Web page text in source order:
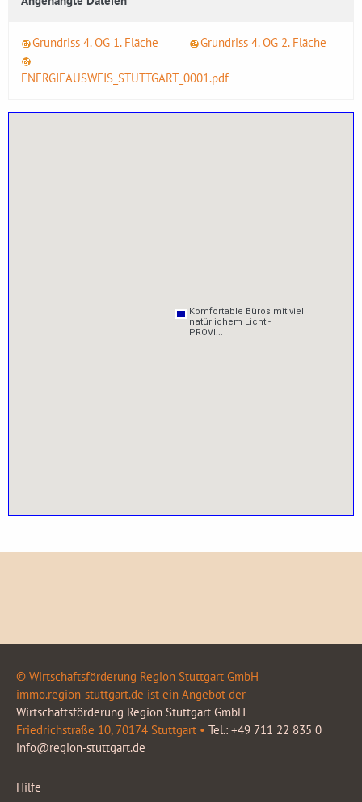
Grundriss 4. OG 1. Fläche Grundriss 4. OG 2. Fläche
ENERGIEAUSWEIS_STUTTGART_0001.pdf
Komfortable Büros mit viel
natürlichem Licht -
PROVI...
Komfortable Büros mit viel
natürlichem Licht -
PROVI...
© Wirtschaftsförderung Region Stuttgart GmbH
immo.region-stuttgart.de ist ein Angebot der
Wirtschaftsförderung Region Stuttgart GmbH
Friedrichstraße 10, 70174 Stuttgart • Tel.: +49 711 22 835 0
info@region-stuttgart.de
Hilfe